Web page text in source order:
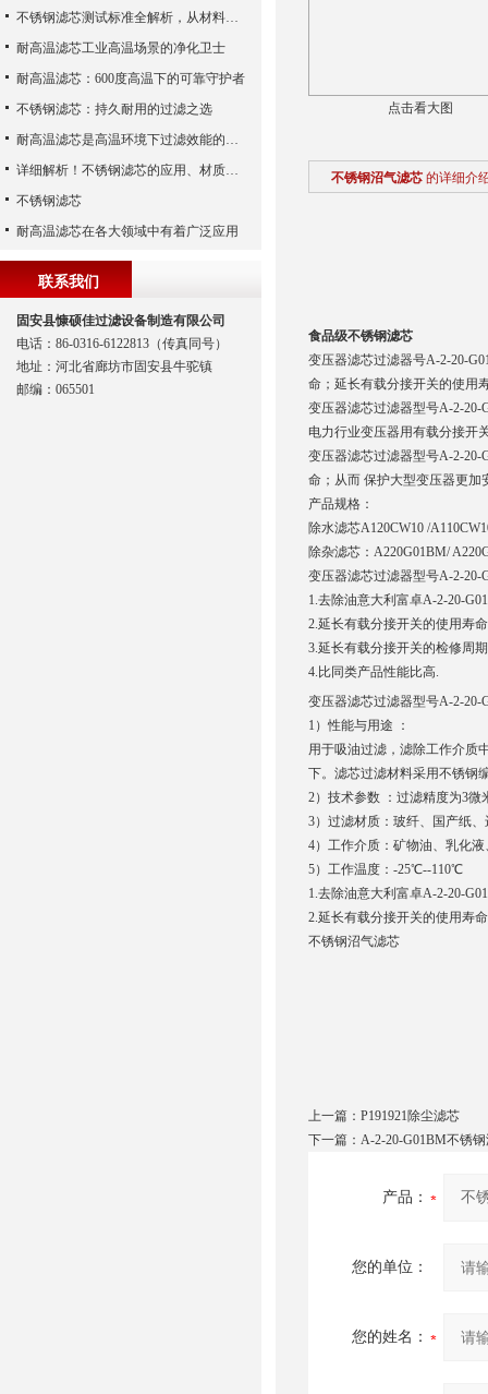
点击看大图
不锈钢沼气滤芯 的详细介
食品级不锈钢滤芯
变压器滤芯过滤器号A-2-20-
命；延长有载分接开关的使用
变压器滤芯过滤器型号A-2-20-
电力行业变压器用有载分接开
变压器滤芯过滤器型号A-2-
命；从而 保护大型变压器更加
产品规格：
除水滤芯A120CW10 /
除杂滤芯：A220G01BM/
变压器滤芯过滤器型号A-2-20-
1.去除油意大利富卓A-2-20-
2.延长有载分接开关的使用寿
3.延长有载分接开关的检修周
4.比同类产品性能比高.
变压器滤芯过滤器型号A-2-20-
1）性能与用途 ：
用于吸油过滤，滤除工作介质
下。滤芯过滤材料采用不锈钢
2）技术参数 ：过滤精度为3微
3）过滤材质：玻纤、国产纸
4）工作介质：矿物油、乳化
5）工作温度：-25℃--110℃
1.去除油意大利富卓A-2-20-
2.延长有载分接开关的使用寿
不锈钢沼气滤芯
上一篇： P191921除尘滤芯
下一篇： A-2-20-G01BM不锈
产品：
您的单位：
您的姓名：
不锈钢滤芯测试标准全解析，从材料性能到应用场景的严苛验证
耐高温滤芯工业高温场景的净化卫士
耐高温滤芯：600度高温下的可靠守护者
不锈钢滤芯：持久耐用的过滤之选
耐高温滤芯是高温环境下过滤效能的安全守护者
详细解析！不锈钢滤芯的应用、材质以及使用特点
不锈钢滤芯
耐高温滤芯在各大领域中有着广泛应用
联系我们
固安县慷硕佳过滤设备制造有限公司
电话：86-0316-6122813（传真同号）
地址：河北省廊坊市固安县牛驼镇
邮编：065501